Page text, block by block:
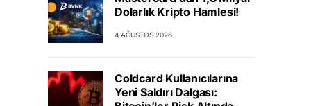
Dolarlık Kripto Hamlesi!
4 AĞUSTOS 2026
Coldcard Kullanıcılarına
Yeni Saldırı Dalgası: